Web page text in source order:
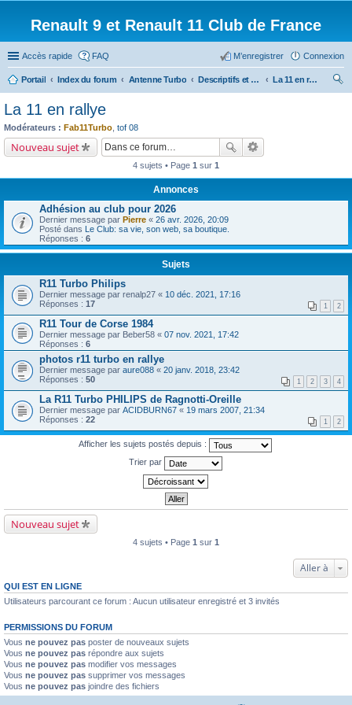
Renault 9 et Renault 11 Club de France
Accès rapide FAQ Connexion
M’enregistrer
Portail Index du forum Antenne Turbo Descriptifs et documentations diverses
La 11 en rallye
La 11 en rallye
Modérateurs : Fab11Turbo tof 08
Nouveau sujet
4 sujets • Page 1 sur 1
Annonces
Adhésion au club pour 2026
Dernier message par Pierre « 26 avr. 2026, 20:09
Posté dans Le Club: sa vie, son web, sa boutique.
Réponses : 6
Sujets
R11 Turbo Philips
Dernier message par renalp27 « 10 déc. 2021, 17:16
Réponses : 17 1 2
R11 Tour de Corse 1984
Dernier message par Beber58 « 07 nov. 2021, 17:42
Réponses : 6
photos r11 turbo en rallye
Dernier message par aure088 « 20 janv. 2018, 23:42
Réponses : 50 1 2 3 4
La R11 Turbo PHILIPS de Ragnotti-Oreille
Dernier message par ACIDBURN67 « 19 mars 2007, 21:34
Réponses : 22 1 2
Afficher les sujets postés depuis :
Trier par
Nouveau sujet
4 sujets • Page 1 sur 1
Aller à
QUI EST EN LIGNE
Utilisateurs parcourant ce forum : Aucun utilisateur enregistré et 3 invités
PERMISSIONS DU FORUM
Vous ne pouvez pas poster de nouveaux sujets
Vous ne pouvez pas répondre aux sujets
Vous ne pouvez pas modifier vos messages
Vous ne pouvez pas supprimer vos messages
Vous ne pouvez pas joindre des fichiers